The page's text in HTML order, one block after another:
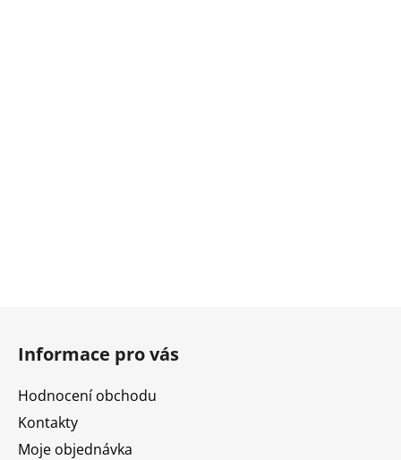
Informace pro vás
Hodnocení obchodu
Kontakty
Moje objednávka